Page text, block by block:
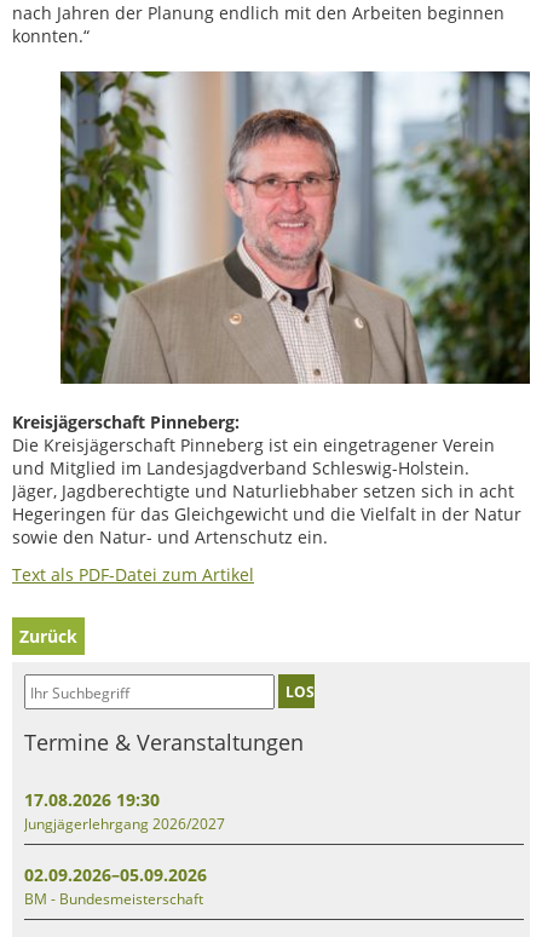
nach Jahren der Planung endlich mit den Arbeiten beginnen
konnten.“
Kreisjägerschaft Pinneberg:
Die Kreisjägerschaft Pinneberg ist ein eingetragener Verein
und Mitglied im Landesjagdverband Schleswig-Holstein.
Jäger, Jagdberechtigte und Naturliebhaber setzen sich in acht
Hegeringen für das Gleichgewicht und die Vielfalt in der Natur
sowie den Natur- und Artenschutz ein.
Text als PDF-Datei zum Artikel
Zurück
LOS
Termine & Veranstaltungen
17.08.2026 19:30
Jungjägerlehrgang 2026/2027
02.09.2026–05.09.2026
BM - Bundesmeisterschaft